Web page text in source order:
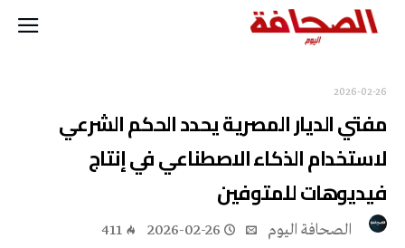
2026-02-26
مفتي الديار المصرية يحدد الحكم الشرعي
لاستخدام الذكاء الاصطناعي في إنتاج
فيديوهات للمتوفين
2026-02-26
411